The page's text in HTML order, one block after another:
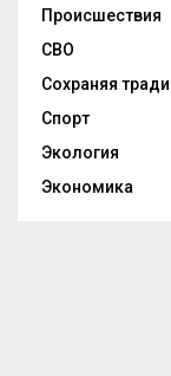
Происшествия
СВО
Сохраняя
Спорт
Экология
Экономика